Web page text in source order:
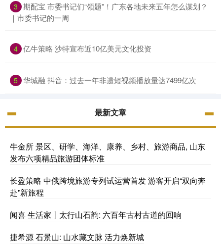
3 期配宝 市委书记们“领题”！广东各地未来五年怎么谋划？
｜市委书记的一周
4 亿牛策略 沙特宣布近10亿美元文化投资
5 华城融 抖音：过去一年非遗短视频播放量达7499亿次
最新文章
牛金所 景区、研学、海洋、康养、乡村、旅游商品, 山东
发布六项精品旅游团体标准
长盈策略 中俄跨境旅游专列试运营首发 游客开启“双向奔
赴”新旅程
闻喜 生活家丨太行山石韵: 六百年古村古道的回响
捷希源 石景山: 山水藏文脉 活力焕新城